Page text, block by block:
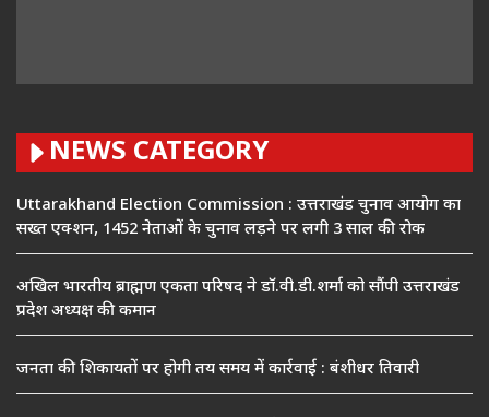
NEWS CATEGORY
Uttarakhand Election Commission : उत्तराखंड चुनाव आयोग का
सख्त एक्शन, 1452 नेताओं के चुनाव लड़ने पर लगी 3 साल की रोक
अखिल भारतीय ब्राह्मण एकता परिषद ने डॉ.वी.डी.शर्मा को सौंपी उत्तराखंड
प्रदेश अध्यक्ष की कमान
जनता की शिकायतों पर होगी तय समय में कार्रवाई : बंशीधर तिवारी